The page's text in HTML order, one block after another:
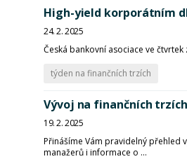
High-yield korporátním
24. 2. 2025
Česká bankovní asociace ve
týden na finančních trzích
Vývoj na finančních
19. 2. 2025
Přinášíme Vám pravidelný přehled
manažerů i informace o ...